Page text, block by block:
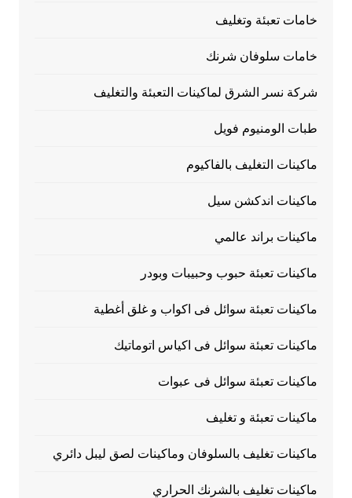
خامات تعبئة وتغليف
خامات سلوفان شرنك
شركة نسر الشرق لماكينات التعبئة والتغليف
طبات الومنيوم فويل
ماكينات التغليف بالفاكيوم
ماكينات اندكشن سيل
ماكينات براند عالمي
ماكينات تعبئة حبوب وحبيبات وبودر
ماكينات تعبئة سوائل فى اكواب و غلق أغطية
ماكينات تعبئة سوائل فى اكياس اتوماتيك
ماكينات تعبئة سوائل فى عبوات
ماكينات تعبئة و تغليف
ماكينات تغليف بالسلوفان وماكينات لصق ليبل دائري
ماكينات تغليف بالشرنك الحراري